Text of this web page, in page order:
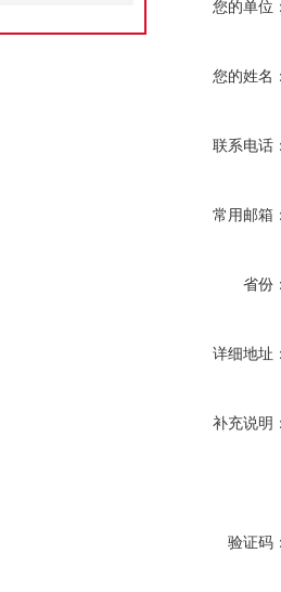
您的单位
您的姓名
联系电话
常用邮箱
省份
详细地址
补充说明
验证码